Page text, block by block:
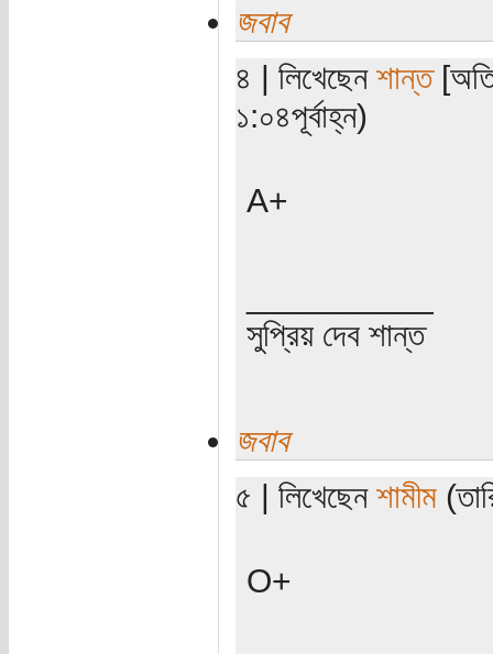
জবাব
৪ | লিখেছেন শান্ত
১:০৪পূর্বাহ্ন)
A+
সুপ্রিয় দেব শান্ত
জবাব
৫ | লিখেছেন শামীম
O+